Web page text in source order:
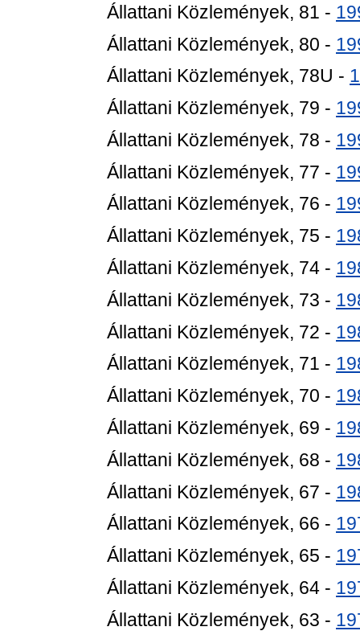
Állattani Közlemények, 81 -
Állattani Közlemények, 80 -
Állattani Közlemények, 78U -
Állattani Közlemények, 79 -
Állattani Közlemények, 78 -
Állattani Közlemények, 77 -
Állattani Közlemények, 76 -
Állattani Közlemények, 75 -
Állattani Közlemények, 74 -
Állattani Közlemények, 73 -
Állattani Közlemények, 72 -
Állattani Közlemények, 71 -
Állattani Közlemények, 70 -
Állattani Közlemények, 69 -
Állattani Közlemények, 68 -
Állattani Közlemények, 67 -
Állattani Közlemények, 66 -
Állattani Közlemények, 65 -
Állattani Közlemények, 64 -
Állattani Közlemények, 63 -